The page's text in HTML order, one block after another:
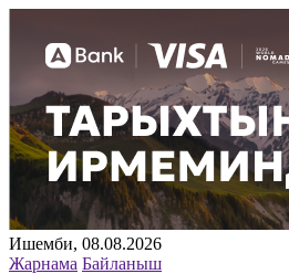
Ишемби, 08.08.2026
Жарнама Байланыш